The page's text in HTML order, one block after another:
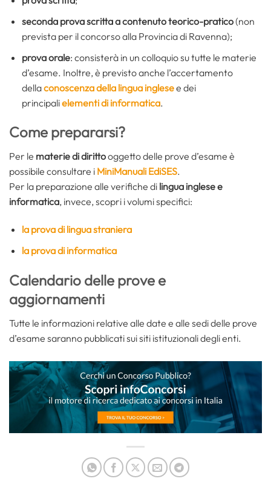
seconda prova scritta a contenuto teorico-pratico(non
prevista per il concorso alla Provincia di Ravenna);
prova orale: consisterà in un colloquio su tutte le materie
d’esame. Inoltre, è previsto anche l’accertamento
dellaconoscenza della lingua inglesee dei
principalielementi di informatica.
Come prepararsi?
Per le materie di dirittooggetto delle prove d’esame è
possibile consultare i MiniManuali EdiSES.
Per la preparazione alle verifiche di lingua inglese e
informatica, invece, scopri i volumi specifici:
la prova di lingua straniera
la prova di informatica
Calendario delle prove e
aggiornamenti
Tutte le informazioni relative alle date e alle sedi delle prove
d’esame saranno pubblicati sui siti istituzionali degli enti.